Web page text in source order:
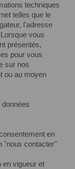
techniques
telles que le
l'adresse
vous
présentés,
pour vous
sur nos
ou au moyen
en
"nous contacter"
en vigueur et